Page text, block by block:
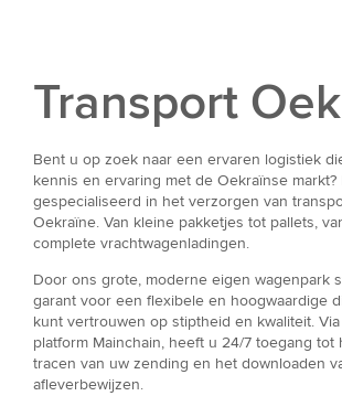
Transport
Bent u op zoek naar een ervaren logistiek
kennis en ervaring met de Oekraïnse markt?
gespecialiseerd in het verzorgen van
Oekraïne. Van kleine pakketjes tot pallets,
complete vrachtwagenladingen.
Door ons grote, moderne eigen wagenpark
garant voor een flexibele en hoogwaardige
kunt vertrouwen op stiptheid en kwaliteit.
platform Mainchain, heeft u 24/7 toegang tot
tracen van uw zending en het downloaden
afleverbewijzen.